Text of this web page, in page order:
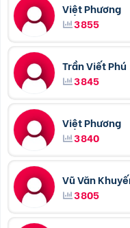
Việt Phương
3855
Trần Viết Phú
3845
Việt Phương
3840
Vũ Văn
3805